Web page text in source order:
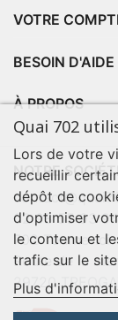
VOTRE
BESOIN D'AIDE
À PROPOS
NOTRE
02 98 55 93 94
702 Tourne-Ici
Route de la mer
29720
Quai 702
Lors de votre
recueillir
dépôt de
d'optimiser
le contenu et
trafic sur le
Plus